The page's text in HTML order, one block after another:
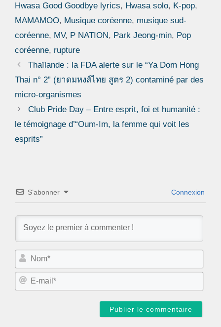
Hwasa Good Goodbye lyrics, Hwasa solo, K-pop,
MAMAMOO, Musique coréenne, musique sud-
coréenne, MV, P NATION, Park Jeong-min, Pop
coréenne, rupture
Thaïlande : la FDA alerte sur le “Ya Dom Hong
Thai n° 2” (ยาดมหงส์ไทย สูตร 2) contaminé par des
micro-organismes
Club Pride Day – Entre esprit, foi et humanité :
le témoignage d’“Oum-Im, la femme qui voit les
esprits”
S’abonner Connexion
N
m
E